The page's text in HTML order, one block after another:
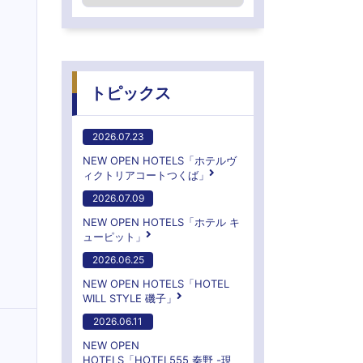
トピックス
2026.07.23
NEW OPEN HOTELS「ホテルヴ
ィクトリアコートつくば」
2026.07.09
NEW OPEN HOTELS「ホテル キ
ューピット」
2026.06.25
NEW OPEN HOTELS「HOTEL
WILL STYLE 磯子」
2026.06.11
NEW OPEN
HOTELS「HOTEL555 秦野 -現